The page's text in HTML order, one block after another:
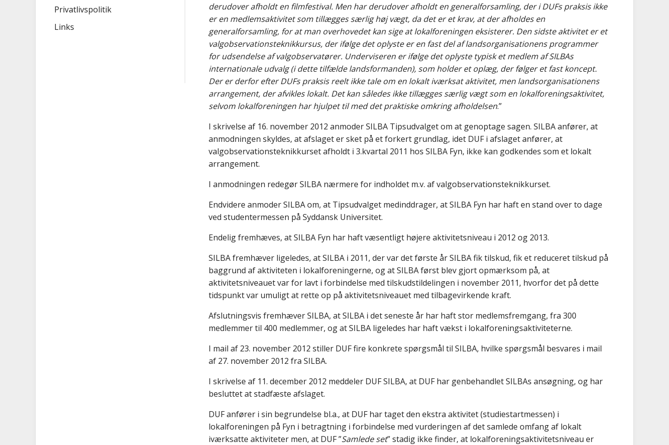
Privatlivspolitik
Links
derudover afholdt en filmfestival. Men har derudover afholdt en generalforsamling, der i DUFs praksis ikke
er en medlemsaktivitet som tillægges særlig høj vægt, da det er et krav, at der afholdes en
generalforsamling, for at man overhovedet kan sige at lokalforeningen eksisterer. Den sidste aktivitet er et
valgobservationsteknikkursus, der ifølge det oplyste er en fast del af landsorganisationens programmer
for udsendelse af valgobservatører. Underviseren er ifølge det oplyste typisk et medlem af SILBAs
internationale udvalg (i dette tilfælde landsformanden), som holder et oplæg, der følger et fast koncept.
Der er derfor efter DUFs praksis reelt ikke tale om en lokalt iværksat aktivitet, men landsorganisationens
arrangement, der afvikles lokalt. Det kan således ikke tillægges særlig vægt som en lokalforeningsaktivitet,
selvom lokalforeningen har hjulpet til med det praktiske omkring afholdelsen.”
I skrivelse af 16. november 2012 anmoder SILBA Tipsudvalget om at genoptage sagen. SILBA anfører, at
anmodningen skyldes, at afslaget er sket på et forkert grundlag, idet DUF i afslaget anfører, at
valgobservationsteknikkurset afholdt i 3.kvartal 2011 hos SILBA Fyn, ikke kan godkendes som et lokalt
arrangement.
I anmodningen redegør SILBA nærmere for indholdet m.v. af valgobservationsteknikkurset.
Endvidere anmoder SILBA om, at Tipsudvalget medinddrager, at SILBA Fyn har haft en stand over to dage
ved studentermessen på Syddansk Universitet.
Endelig fremhæves, at SILBA Fyn har haft væsentligt højere aktivitetsniveau i 2012 og 2013.
SILBA fremhæver ligeledes, at SILBA i 2011, der var det første år SILBA fik tilskud, fik et reduceret tilskud på
baggrund af aktiviteten i lokalforeningerne, og at SILBA først blev gjort opmærksom på, at
aktivitetsniveauet var for lavt i forbindelse med tilskudstildelingen i november 2011, hvorfor det på dette
tidspunkt var umuligt at rette op på aktivitetsniveauet med tilbagevirkende kraft.
Afslutningsvis fremhæver SILBA, at SILBA i det seneste år har haft stor medlemsfremgang, fra 300
medlemmer til 400 medlemmer, og at SILBA ligeledes har haft vækst i lokalforeningsaktiviteterne.
I mail af 23. november 2012 stiller DUF fire konkrete spørgsmål til SILBA, hvilke spørgsmål besvares i mail
af 27. november 2012 fra SILBA.
I skrivelse af 11. december 2012 meddeler DUF SILBA, at DUF har genbehandlet SILBAs ansøgning, og har
besluttet at stadfæste afslaget.
DUF anfører i sin begrundelse bl.a., at DUF har taget den ekstra aktivitet (studiestartmessen) i
lokalforeningen på Fyn i betragtning i forbindelse med vurderingen af det samlede omfang af lokalt
iværksatte aktiviteter men, at DUF ”Samlede set” stadig ikke finder, at lokalforeningsaktivitetsniveau er